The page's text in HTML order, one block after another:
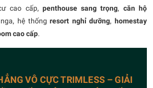
cao cấp, penthouse sang trọng, căn hộ
hệ thốngresort nghỉ dưỡng,homestay
cao cấp.
VÔ CỰC TRIMLESS – GIẢI